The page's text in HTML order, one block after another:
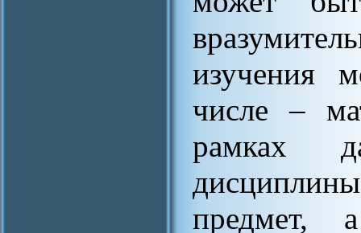
изучения
числе –
рамках
предмет,